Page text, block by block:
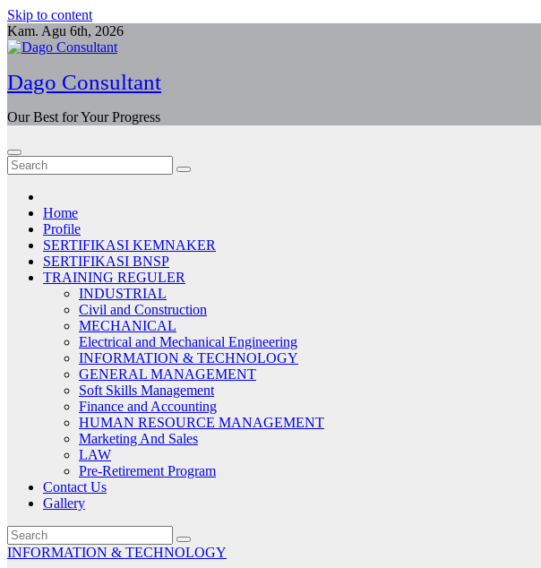
Skip to content
Kam. Agu 6th, 2026
Dago Consultant
Our Best for Your Progress
Home
Profile
SERTIFIKASI KEMNAKER
SERTIFIKASI BNSP
TRAINING REGULER
INDUSTRIAL
Civil and Construction
MECHANICAL
Electrical and Mechanical Engineering
INFORMATION & TECHNOLOGY
GENERAL MANAGEMENT
Soft Skills Management
Finance and Accounting
HUMAN RESOURCE MANAGEMENT
Marketing And Sales
LAW
Pre-Retirement Program
Contact Us
Gallery
INFORMATION & TECHNOLOGY